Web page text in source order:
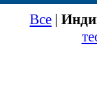
Все |